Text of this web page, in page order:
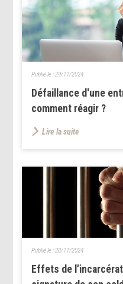
Défaillance d'une
comment réagir ?
Publié le : 29/11/2024
Lire la suite
Effets de
Publié le : 28/11/2024